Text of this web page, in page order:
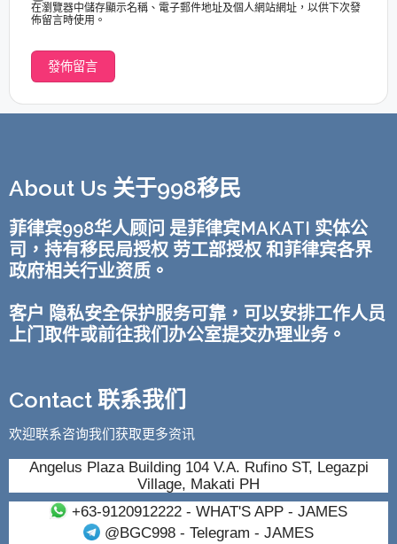
在瀏覽器中儲存顯示名稱、電子郵件地址及個人網站網址，以供下次發
佈留言時使用。
About Us 关于998移民
菲律宾998华人顾问 是菲律宾MAKATI 实体公
司，持有移民局授权 劳工部授权 和菲律宾各界
政府相关行业资质。
客户 隐私安全保护服务可靠，可以安排工作人员
上门取件或前往我们办公室提交办理业务。
Contact 联系我们
欢迎联系咨询我们获取更多资讯
Angelus Plaza Building 104 V.A. Rufino ST, Legazpi
Village, Makati PH
+63-9120912222- WHAT'S APP - JAMES
@BGC998 - Telegram - JAMES